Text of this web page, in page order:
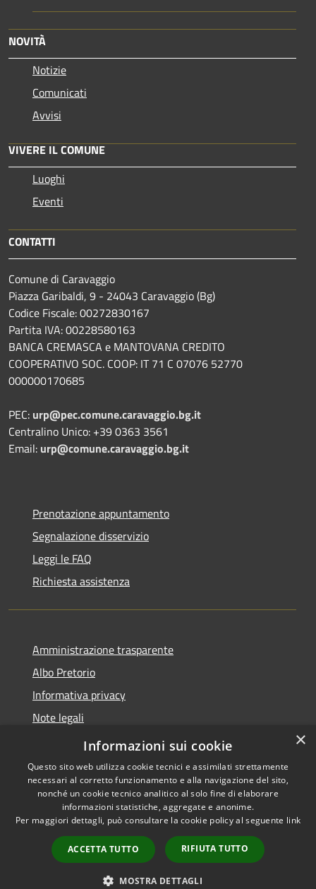
NOVITÀ
Notizie
Comunicati
Avvisi
VIVERE IL COMUNE
Luoghi
Eventi
CONTATTI
Comune di Caravaggio
Piazza Garibaldi, 9 - 24043 Caravaggio (Bg)
Codice Fiscale: 00272830167
Partita IVA: 00228580163
BANCA CREMASCA e MANTOVANA CREDITO
COOPERATIVO SOC. COOP: IT 71 C 07076 52770
000000170685
PEC: urp@pec.comune.caravaggio.bg.it
Centralino Unico: +39 0363 3561
Email: urp@comune.caravaggio.bg.it
Prenotazione appuntamento
Segnalazione disservizio
Leggi le FAQ
Richiesta assistenza
Amministrazione trasparente
Albo Pretorio
Informativa privacy
Note legali
Dichiarazione di accessibilità
Accessibilità
Copyright © 2026 • Comune di
Caravaggio • Powered by
Municipium•
Accesso
redazione
×
Informazioni sui cookie
Questo sito web utilizza cookie tecnici e assimilati strettamente
necessari al corretto funzionamento e alla navigazione del sito,
nonché un cookie tecnico analitico al solo fine di elaborare
informazioni statistiche, aggregate e anonime.
Per maggiori dettagli, può consultare la cookie policy al seguente link
ACCETTA TUTTO RIFIUTA TUTTO
MOSTRA DETTAGLI